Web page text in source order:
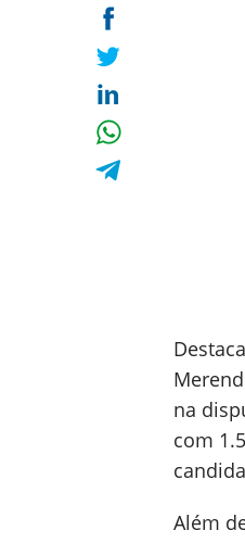
na
com
Além